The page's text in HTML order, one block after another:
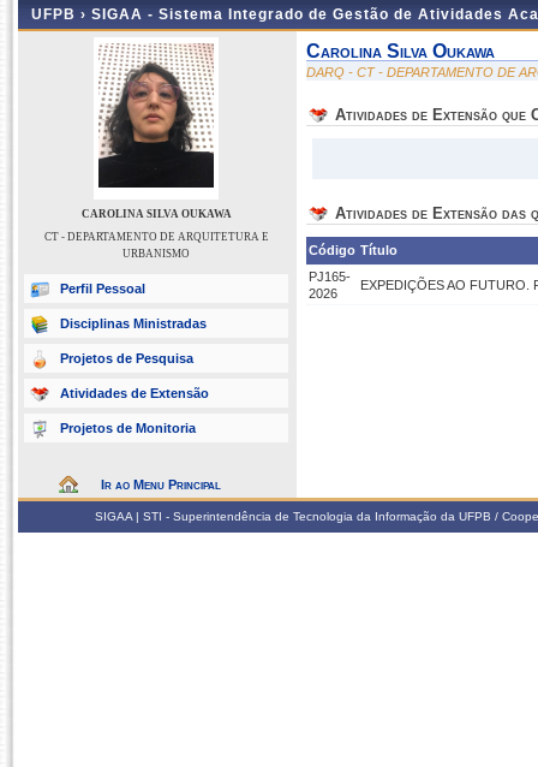
UFPB › SIGAA - Sistema Integrado de Gestão de Atividades
CAROLINA SILVA OUKAWA
CT - DEPARTAMENTO DE ARQUITETURA E
URBANISMO
Perfil Pessoal
Disciplinas Ministradas
Projetos de Pesquisa
Atividades de Extensão
Projetos de Monitoria
Ir ao Menu Principal
Carolina Silva Oukawa
DARQ - CT - DEPARTAMENTO DE
Atividades de Extensão que
Atividades de Extensão das
Código Título
PJ165-
2026
EXPEDIÇÕES AO FUTURO.
SIGAA | STI - Superintendência de Tecnologia da Informação da UFPB /